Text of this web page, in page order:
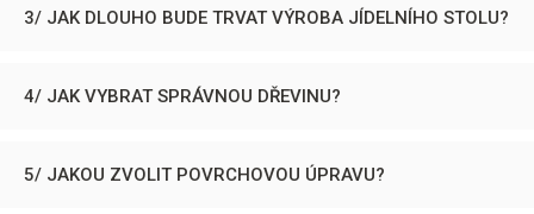
3/ JAK DLOUHO BUDE TRVAT VÝROBA JÍDELNÍHO STOLU?
4/ JAK VYBRAT SPRÁVNOU DŘEVINU?
5/ JAKOU ZVOLIT POVRCHOVOU ÚPRAVU?